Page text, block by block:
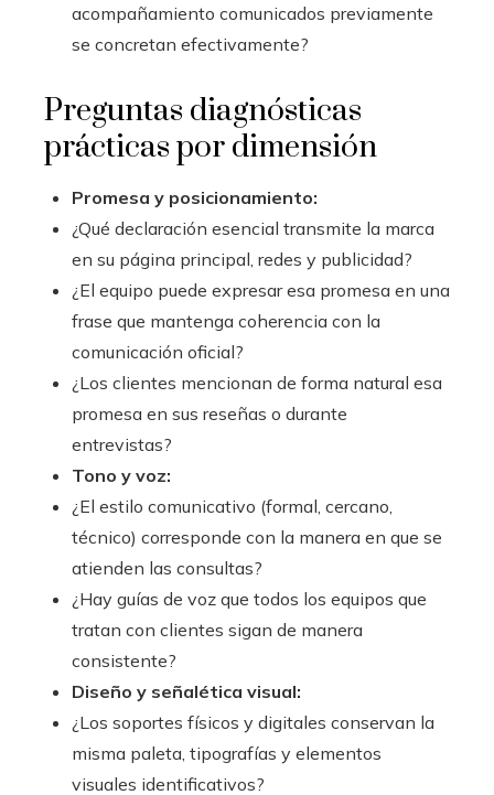
acompañamiento comunicados previamente
se concretan efectivamente?
Preguntas diagnósticas
prácticas por dimensión
Promesa y posicionamiento:
¿Qué declaración esencial transmite la marca
en su página principal, redes y publicidad?
¿El equipo puede expresar esa promesa en una
frase que mantenga coherencia con la
comunicación oficial?
¿Los clientes mencionan de forma natural esa
promesa en sus reseñas o durante
entrevistas?
Tono y voz:
¿El estilo comunicativo (formal, cercano,
técnico) corresponde con la manera en que se
atienden las consultas?
¿Hay guías de voz que todos los equipos que
tratan con clientes sigan de manera
consistente?
Diseño y señalética visual:
¿Los soportes físicos y digitales conservan la
misma paleta, tipografías y elementos
visuales identificativos?